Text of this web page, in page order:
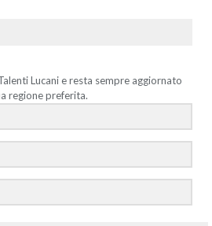
Lucani e resta sempre aggiornato
regione preferita.